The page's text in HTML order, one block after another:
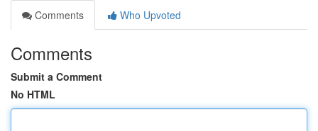
Comments
Who Upvoted
Comments
Submit a Comment
No HTML